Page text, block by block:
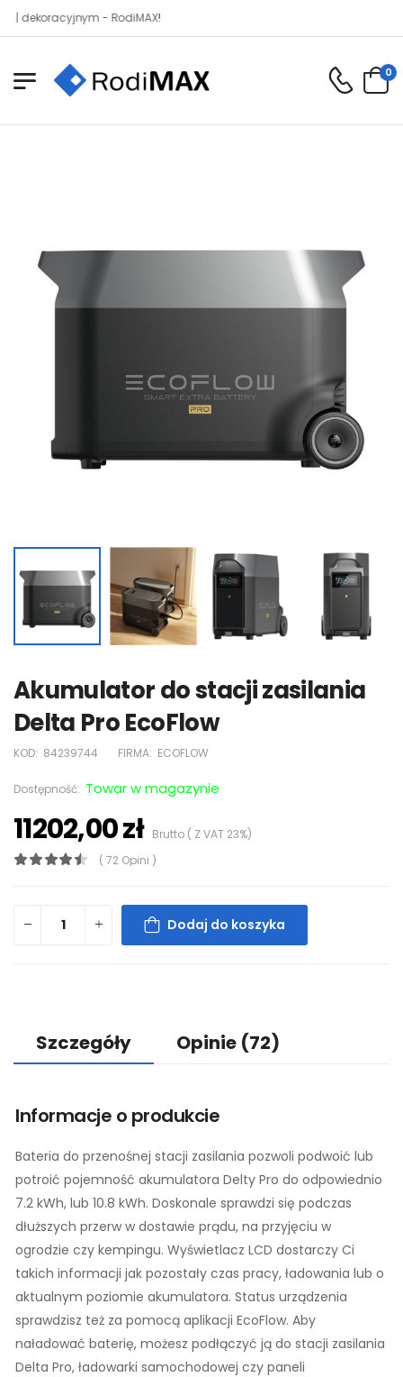
- RodiMAX!
0
Akumulator do stacji zasilania
Delta Pro EcoFlow
KOD: 84239744 FIRMA: ECOFLOW
Dostępność: Towar w magazynie
11202,00 złBrutto ( Z VAT 23%)
( 72 Opini )
Dodaj do koszyka
Szczegóły Opinie (72)
Informacje o produkcie
Bateria do przenośnej stacji zasilania pozwoli podwoić lub
potroić pojemność akumulatora Delty Pro do odpowiednio
7.2 kWh, lub 10.8 kWh. Doskonale sprawdzi się podczas
dłuższych przerw w dostawie prądu, na przyjęciu w
ogrodzie czy kempingu. Wyświetlacz LCD dostarczy Ci
takich informacji jak pozostały czas pracy, ładowania lub o
aktualnym poziomie akumulatora. Status urządzenia
sprawdzisz też za pomocą aplikacji EcoFlow. Aby
naładować baterię, możesz podłączyć ją do stacji zasilania
Delta Pro, ładowarki samochodowej czy paneli